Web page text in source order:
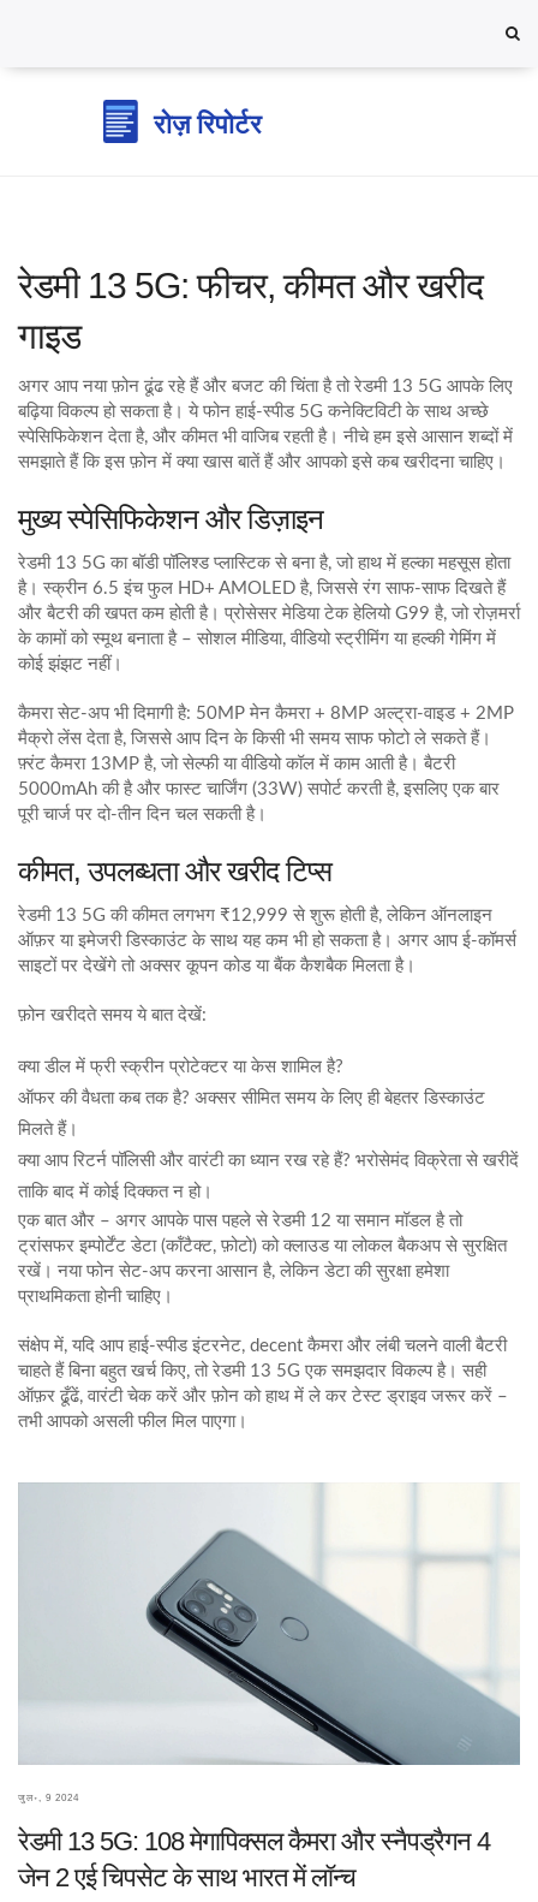
रेडमी 13 5G: फीचर, कीमत और खरीद
गाइड
अगर आप नया फ़ोन ढूंढ रहे हैं और बजट की चिंता है तो रेडमी 13 5G आपके लिए
बढ़िया विकल्प हो सकता है। ये फोन हाई‑स्पीड 5G कनेक्टिविटी के साथ अच्छे
स्पेसिफिकेशन देता है, और कीमत भी वाजिब रहती है। नीचे हम इसे आसान शब्दों में
समझाते हैं कि इस फ़ोन में क्या खास बातें हैं और आपको इसे कब खरीदना चाहिए।
मुख्य स्पेसिफिकेशन और डिज़ाइन
रेडमी 13 5G का बॉडी पॉलिश्ड प्लास्टिक से बना है, जो हाथ में हल्का महसूस होता
है। स्क्रीन 6.5 इंच फुल HD+ AMOLED है, जिससे रंग साफ‑साफ दिखते हैं
और बैटरी की खपत कम होती है। प्रोसेसर मेडिया टेक हेलियो G99 है, जो रोज़मर्रा
के कामों को स्मूथ बनाता है – सोशल मीडिया, वीडियो स्ट्रीमिंग या हल्की गेमिंग में
कोई झंझट नहीं।
कैमरा सेट‑अप भी दिमागी है: 50MP मेन कैमरा + 8MP अल्ट्रा-वाइड + 2MP
मैक्रो लेंस देता है, जिससे आप दिन के किसी भी समय साफ फोटो ले सकते हैं।
फ़्रंट कैमरा 13MP है, जो सेल्फी या वीडियो कॉल में काम आती है। बैटरी
5000mAh की है और फास्ट चार्जिंग (33W) सपोर्ट करती है, इसलिए एक बार
पूरी चार्ज पर दो‑तीन दिन चल सकती है।
कीमत, उपलब्धता और खरीद टिप्स
रेडमी 13 5G की कीमत लगभग ₹12,999 से शुरू होती है, लेकिन ऑनलाइन
ऑफ़र या इमेजरी डिस्काउंट के साथ यह कम भी हो सकता है। अगर आप ई‑कॉमर्स
साइटों पर देखेंगे तो अक्सर कूपन कोड या बैंक कैशबैक मिलता है।
फ़ोन खरीदते समय ये बात देखें:
क्या डील में फ्री स्क्रीन प्रोटेक्टर या केस शामिल है?
ऑफर की वैधता कब तक है? अक्सर सीमित समय के लिए ही बेहतर डिस्काउंट
मिलते हैं।
क्या आप रिटर्न पॉलिसी और वारंटी का ध्यान रख रहे हैं? भरोसेमंद विक्रेता से खरीदें
ताकि बाद में कोई दिक्कत न हो।
एक बात और – अगर आपके पास पहले से रेडमी 12 या समान मॉडल है तो
ट्रांसफर इम्पोर्टेंट डेटा (कॉंटैक्ट, फ़ोटो) को क्लाउड या लोकल बैकअप से सुरक्षित
रखें। नया फोन सेट‑अप करना आसान है, लेकिन डेटा की सुरक्षा हमेशा
प्राथमिकता होनी चाहिए।
संक्षेप में, यदि आप हाई‑स्पीड इंटरनेट, decent कैमरा और लंबी चलने वाली बैटरी
चाहते हैं बिना बहुत खर्च किए, तो रेडमी 13 5G एक समझदार विकल्प है। सही
ऑफ़र ढूँढें, वारंटी चेक करें और फ़ोन को हाथ में ले कर टेस्ट ड्राइव जरूर करें –
तभी आपको असली फील मिल पाएगा।
जुल॰, 9 2024
रेडमी 13 5G: 108 मेगापिक्सल कैमरा और स्नैपड्रैगन 4
जेन 2 एई चिपसेट के साथ भारत में लॉन्च